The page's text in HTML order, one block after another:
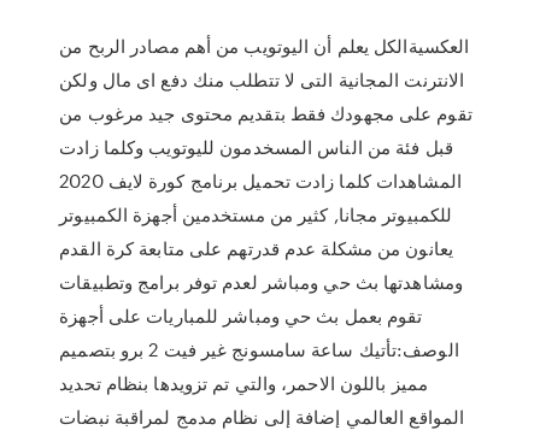
العكسيةالكل يعلم أن اليوتويب من أهم مصادر الربح من
الانترنت المجانية التى لا تتطلب منك دفع اى مال ولكن
تقوم على مجهودك فقط بتقديم محتوى جيد مرغوب من
قبل فئة من الناس المسخدمون لليوتويب وكلما زادت
المشاهدات كلما زادت تحميل برنامج كورة لايف 2020
للكمبيوتر مجانا, كثير من مستخدمين أجهزة الكمبيوتر
يعانون من مشكلة عدم قدرتهم على متابعة كرة القدم
ومشاهدتها بث حي ومباشر لعدم توفر برامج وتطبيقات
تقوم بعمل بث حي ومباشر للمباريات على أجهزة
الوصف:تأتيك ساعة سامسونج غير فيت 2 برو بتصميم
مميز باللون الاحمر، والتي تم تزويدها بنظام تحديد
المواقع العالمي إضافة إلى نظام مدمج لمراقبة نبضات